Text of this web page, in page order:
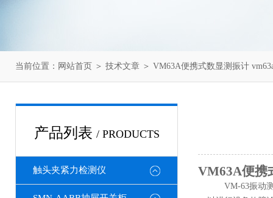
当前位置： 网站首页 ＞ 技术文章 ＞ VM63A便携式数显测振计
产品列表 / PRODUCTS
触头夹紧力检测仪 VM63A便携
VM-63振动